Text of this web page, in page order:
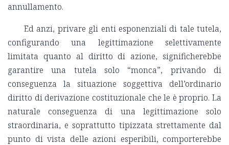
annullamento.
Ed anzi, privare gli enti esponenziali di tale tutela,
configurando una legittimazione selettivamente
limitata quanto al diritto di azione, significherebbe
garantire una tutela solo “monca”, privando di
conseguenza la situazione soggettiva dell’ordinario
diritto di derivazione costituzionale che le è proprio. La
naturale conseguenza di una legittimazione solo
straordinaria, e soprattutto tipizzata strettamente dal
punto di vista delle azioni esperibili, comporterebbe